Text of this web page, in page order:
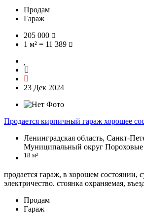
Продам
Гараж
205 000
1 м² = 11 389
23 Дек 2024
Продается кирпичный гараж хорошее
Ленинградская область, Санкт-
Муниципальный округ Пороховые
18 м²
продается гараж, в хорошем состоянии,
электричество. стоянка охраняемая,
Продам
Гараж